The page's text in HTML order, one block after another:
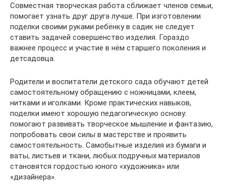
Совместная творческая работа сближает членов семьи,
помогает узнать друг друга лучше. При изготовлении
поделки своими руками ребёнку в садик не следует
ставить задачей совершенство изделия. Гораздо
важнее процесс и участие в нём старшего поколения и
детсадовца.
Родители и воспитатели детского сада обучают детей
самостоятельному обращению с ножницами, клеем,
нитками и иголками. Кроме практических навыков,
поделки имеют хорошую педагогическую основу:
помогают развивать творческое мышление и фантазию,
попробовать свои силы в мастерстве и проявить
самостоятельность. Самобытные изделия из бумаги и
ваты, листьев и ткани, любых подручных материалов
становятся гордостью юного «художника» или
«дизайнера».